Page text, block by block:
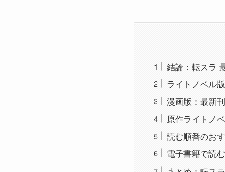
結論：転スラ
ライトノベル
漫画版：最新
原作ライトノ
読む順番のお
電子書籍で読